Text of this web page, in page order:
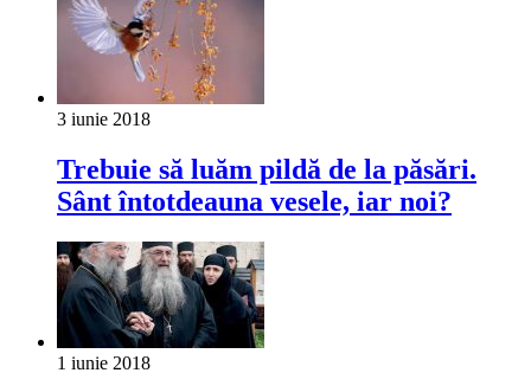
3 iunie 2018
Trebuie să luăm pildă de la păsări.
Sânt întotdeauna vesele, iar noi?
1 iunie 2018